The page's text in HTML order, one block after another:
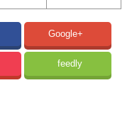
Google+
feedly